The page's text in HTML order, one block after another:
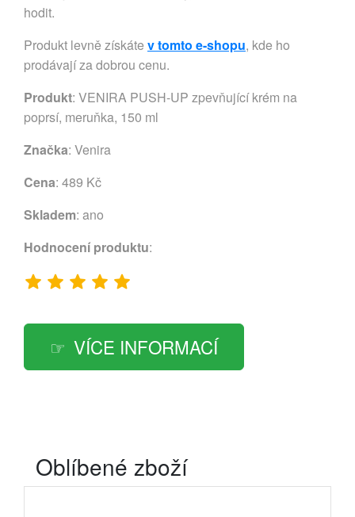
hodit.
Produkt levně získáte v tomto e-shopu, kde ho
prodávají za dobrou cenu.
Produkt: VENIRA PUSH-UP zpevňující krém na
poprsí, meruňka, 150 ml
Značka: Venira
Cena: 489 Kč
Skladem: ano
Hodnocení produktu:
VÍCE INFORMACÍ
Oblíbené zboží